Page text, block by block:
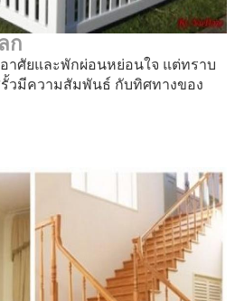
ก
าศัยและพักผ่อนหย่อนใจ แต่ทราบ
วมีความสัมพันธ์ กับทิศทางของ